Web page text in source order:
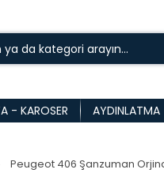
- KAROSER AYDINLATMA
Peugeot 406 Şanzuman